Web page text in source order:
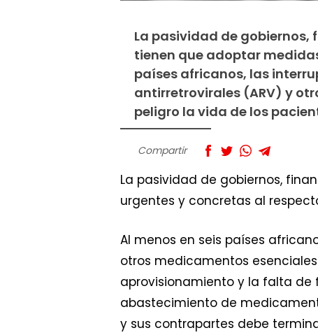
La pasividad de gobiernos,
tienen que adoptar
países africanos, las
antirretrovirales (ARV) y
peligro la vida de los
Compartir
La pasividad de gobiernos,
urgentes y concretas al
Al menos en seis países
otros medicamentos
aprovisionamiento y la falta de
abastecimiento de
y sus contrapartes debe